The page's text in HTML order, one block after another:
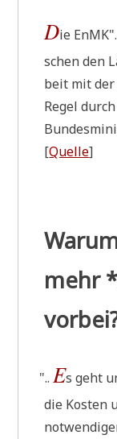
Die
schen den
beit mit
Regel
[Quel­le]
mehr
"..Es geht
die Kosten